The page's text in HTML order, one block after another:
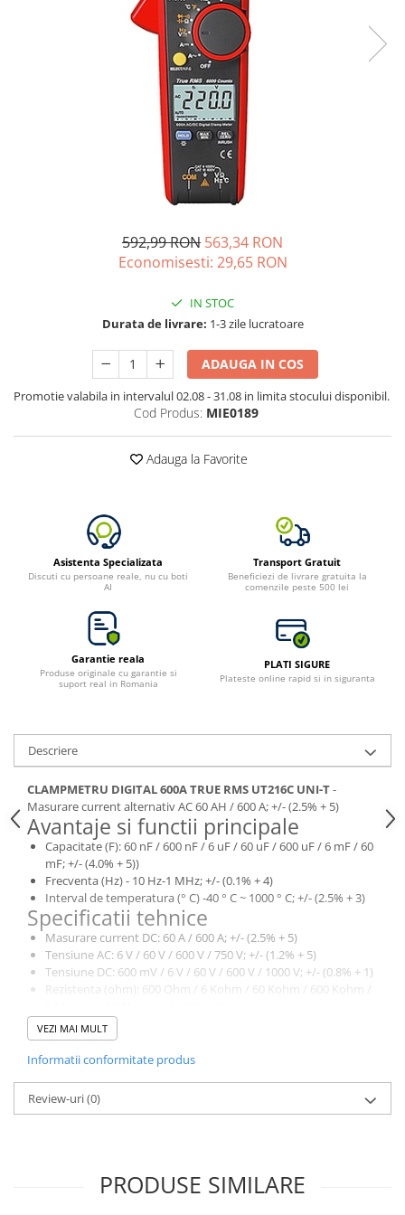
Acumulatori de stocare
Componente sisteme de balcon
592,99 RON 563,34 RON
Economisesti: 29,65 RON
IN STOC
Durata de livrare: 1-3 zile lucratoare
ADAUGA IN COS
Promotie valabila in intervalul 02.08 - 31.08 in limita stocului disponibil.
Cod Produs: MIE0189
Adauga la Favorite
Asistenta Specializata
Discuti cu persoane reale, nu cu boti
AI
Transport Gratuit
Beneficiezi de livrare gratuita la
comenzile peste 500 lei
Garantie reala
Produse originale cu garantie si
suport real in Romania
PLATI SIGURE
Plateste online rapid si in siguranta
Descriere
CLAMPMETRU DIGITAL 600A TRUE RMS UT216C UNI-T-
Masurare current alternativ AC 60 AH / 600 A; +/- (2.5% + 5)
Avantaje si functii principale
Capacitate (F): 60 nF / 600 nF / 6 uF / 60 uF / 600 uF / 6 mF / 60
mF; +/- (4.0% + 5))
Frecventa (Hz) - 10 Hz-1 MHz; +/- (0.1% + 4)
Interval de temperatura (° C) -40 ° C ~ 1000 ° C; +/- (2.5% + 3)
Specificatii tehnice
Masurare current DC: 60 A / 600 A; +/- (2.5% + 5)
Tensiune AC: 6 V / 60 V / 600 V / 750 V; +/- (1.2% + 5)
Tensiune DC: 600 mV / 6 V / 60 V / 600 V / 1000 V; +/- (0.8% + 1)
Rezistenta (ohm): 600 Ohm / 6 Kohm / 60 Kohm / 600 Kohm /
Capacitate (F): 60 nF / 600 nF / 6 uF / 60 uF / 600 uF / 6 mF / 60
mF; +/- (4.0% + 5))
Frecventa (Hz) - 10 Hz-1 MHz; +/- (0.1% + 4)
Caracteristici generale
Scalare automata
NCV (detectare a campului electric)
VEZI MAI MULT
Informatii conformitate produs
Review-uri(0)
PRODUSE SIMILARE